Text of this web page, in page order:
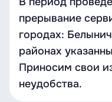
прерывание
городах:
районах
Приносим свои
неудобства.